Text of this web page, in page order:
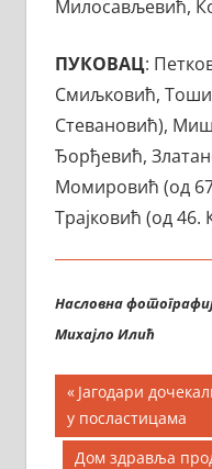
Милосављевић,
ПУКОВАЦ:
Смиљковић,
Стевановић),
Ђорђевић,
Момировић (од
Трајковић (од 46.
Насловна
Михајло Илић
Кретање
чланка
Previous
Post:
Јагодари
у посластицама
Next
Дом здравља